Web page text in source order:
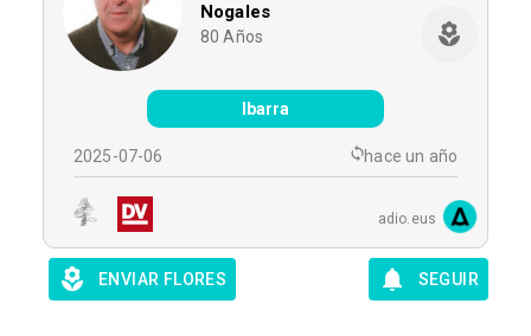
Nogales
80 Años
Ibarra
2025-07-06 hace un año
adio.eus
ENVIAR FLORES SEGUIR